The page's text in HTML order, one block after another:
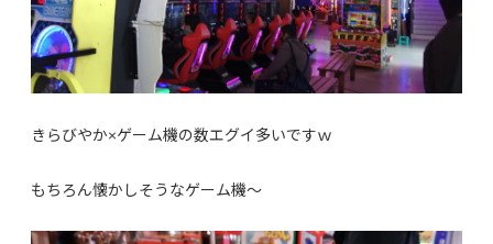
きらびやか×ゲーム機の数エグイ多いですｗ
もちろん懐かしそうなゲーム機～